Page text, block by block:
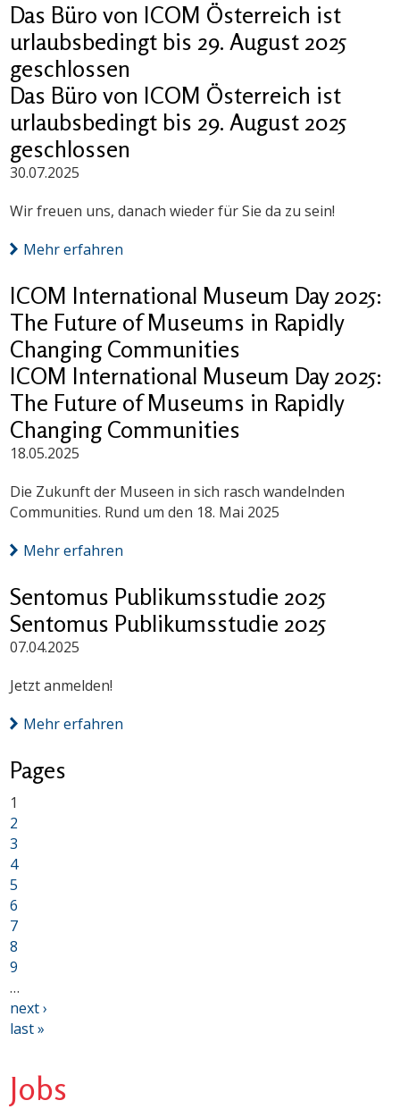
Das Büro von ICOM Österreich ist
urlaubsbedingt bis 29. August 2025
geschlossen
Das Büro von ICOM Österreich ist
urlaubsbedingt bis 29. August 2025
geschlossen
30.07.2025
Wir freuen uns, danach wieder für Sie da zu sein!
Mehr erfahren
ICOM International Museum Day 2025:
The Future of Museums in Rapidly
Changing Communities
ICOM International Museum Day 2025:
The Future of Museums in Rapidly
Changing Communities
18.05.2025
Die Zukunft der Museen in sich rasch wandelnden
Communities. Rund um den 18. Mai 2025
Mehr erfahren
Sentomus Publikumsstudie 2025
Sentomus Publikumsstudie 2025
07.04.2025
Jetzt anmelden!
Mehr erfahren
Pages
1
2
3
4
5
6
7
8
9
…
next ›
last »
Jobs